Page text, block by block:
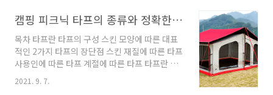
다 예약신청은 고양시 홈페이지에서 신청이 가능
하며 홈페이지..
일산 파주 서울을 이어주는 통일로에 위치하여
주말이면 많은 가족들의 휴양지가 되는 곳이다
놀이시설 및 야외시설 놀이기구 : 범퍼카, 바이킹,
회전목마를 포함한 13 기종의 놀이기구 기드 라
이드 : 동전으로 이용 가능한 어린이 전용 키드 라
이드 물놀이동산 : 여름에 즐길 수 있는 어른, 어
캠핑 피크닉 타프의 종류와 정확한 용도
목차 타프란 타프의 구성 스킨 모양에 따른 대표
적인 2가지 타프의 장단점 스킨 재질에 따른 타프
사용인에 따른 타프 계절에 따른 타프 타프란 방
수 처리된 타포린(Tarpaulin)의 줄임말로 쉽게
말해서 다양한 종류의 그늘막을 통합해서 지칭한
2021. 9. 7.